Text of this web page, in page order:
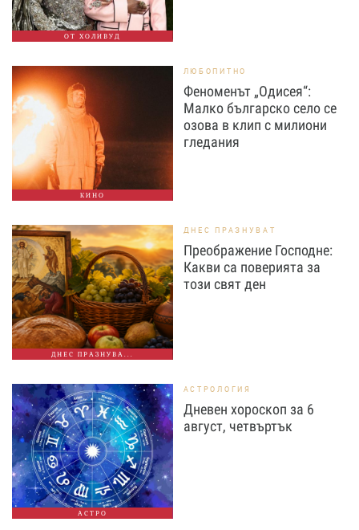
ОТ ХОЛИВУД
КИНО
ЛЮБОПИТНО
Феноменът „Одисея“:
Малко българско село се
озова в клип с милиони
гледания
ДНЕС ПРАЗНУВА...
ДНЕС ПРАЗНУВАТ
Преображение Господне:
Какви са поверията за
този свят ден
АСТРО
АСТРОЛОГИЯ
Дневен хороскоп за 6
август, четвъртък